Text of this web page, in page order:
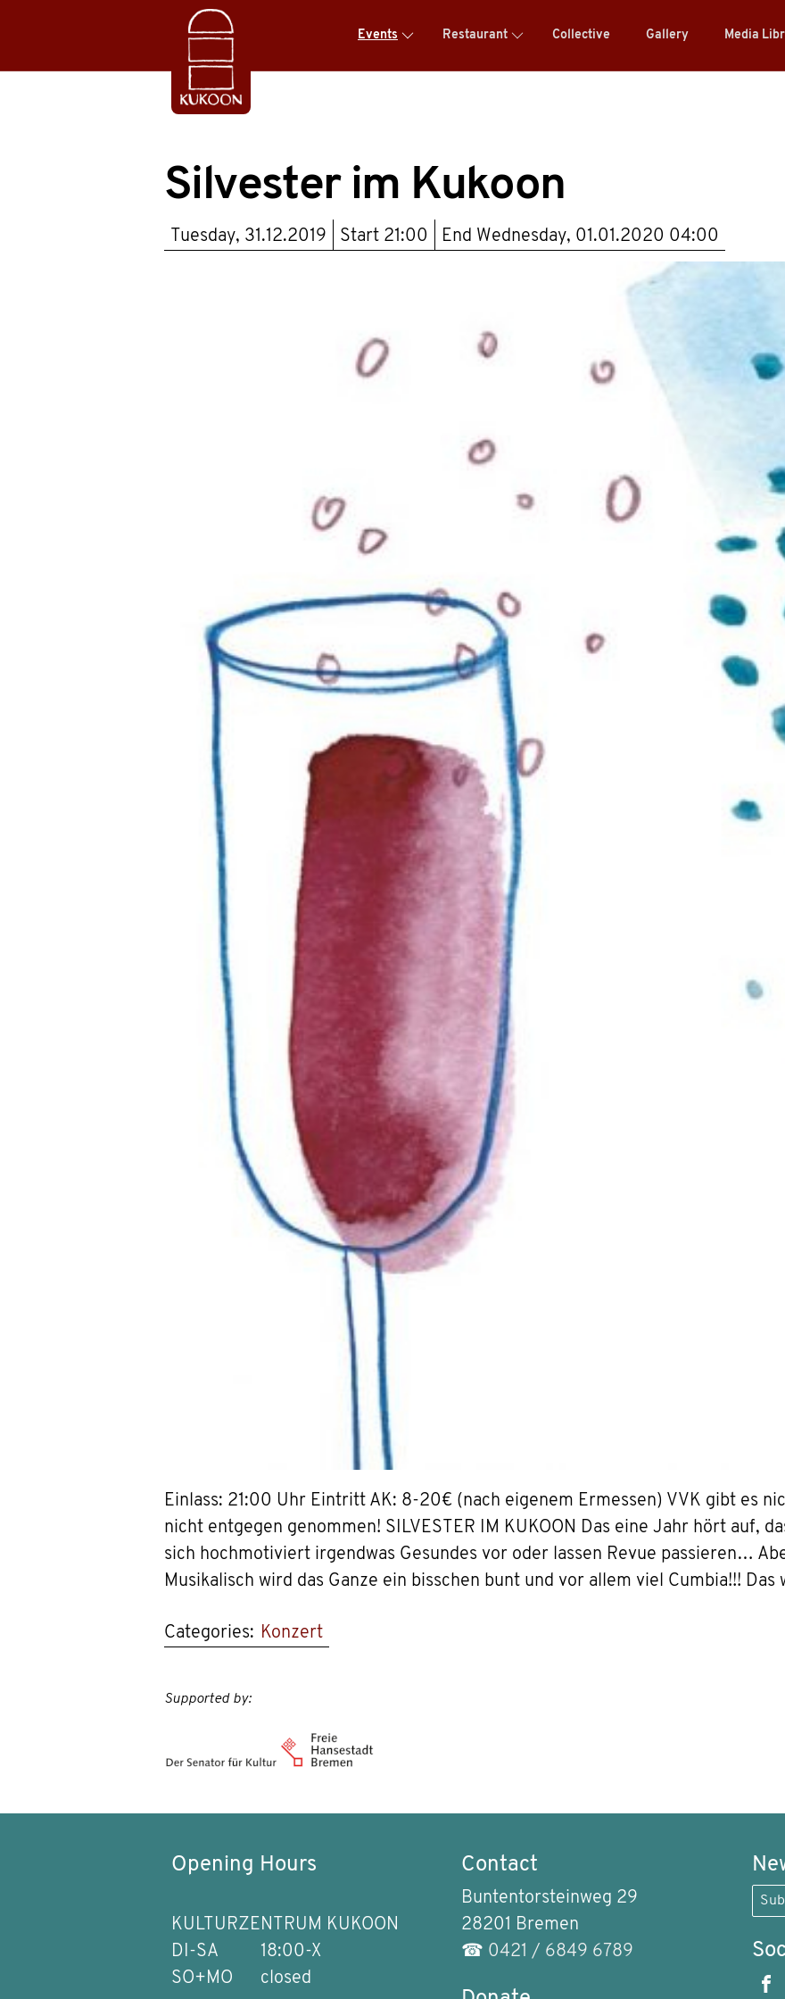
Events Restaurant Collective Gallery Media
Silvester im Kukoon
Tuesday, 31.12.2019 Start 21:00 End Wednesday, 01.01.2020 04:00
Einlass: 21:00 Uhr Eintritt AK: 8-20€ (nach eigenem Ermessen) VVK gibt es
nicht entgegen genommen! SILVESTER IM KUKOON Das eine Jahr hört auf,
sich hochmotiviert irgendwas Gesundes vor oder lassen Revue passieren…
Musikalisch wird das Ganze ein bisschen bunt und vor allem viel Cumbia!!! Das
Categories: Konzert
Supported by:
Opening Hours
KULTURZENTRUM KUKOON
DI-SA
18:00-X
SO+MO
closed
Contact
Buntentorsteinweg 29
28201 Bremen
☎ 0421 / 6849 6789